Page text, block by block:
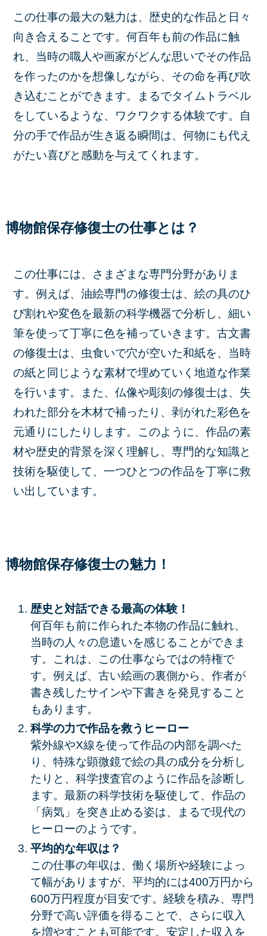
この仕事の最大の魅力は、歴史的な作品と日々
向き合えることです。何百年も前の作品に触
れ、当時の職人や画家がどんな思いでその作品
を作ったのかを想像しながら、その命を再び吹
き込むことができます。まるでタイムトラベル
をしているような、ワクワクする体験です。自
分の手で作品が生き返る瞬間は、何物にも代え
がたい喜びと感動を与えてくれます。
博物館保存修復士の仕事とは？
この仕事には、さまざまな専門分野がありま
す。例えば、油絵専門の修復士は、絵の具のひ
び割れや変色を最新の科学機器で分析し、細い
筆を使って丁寧に色を補っていきます。古文書
の修復士は、虫食いで穴が空いた和紙を、当時
の紙と同じような素材で埋めていく地道な作業
を行います。また、仏像や彫刻の修復士は、失
われた部分を木材で補ったり、剥がれた彩色を
元通りにしたりします。このように、作品の素
材や歴史的背景を深く理解し、専門的な知識と
技術を駆使して、一つひとつの作品を丁寧に救
い出しています。
博物館保存修復士の魅力！
歴史と対話できる最高の体験！
何百年も前に作られた本物の作品に触れ、
当時の人々の息遣いを感じることができま
す。これは、この仕事ならではの特権で
す。例えば、古い絵画の裏側から、作者が
書き残したサインや下書きを発見すること
もあります。
科学の力で作品を救うヒーロー
紫外線やX線を使って作品の内部を調べた
り、特殊な顕微鏡で絵の具の成分を分析し
たりと、科学捜査官のように作品を診断し
ます。最新の科学技術を駆使して、作品の
「病気」を突き止める姿は、まるで現代の
ヒーローのようです。
平均的な年収は？
この仕事の年収は、働く場所や経験によっ
て幅がありますが、平均的には400万円から
600万円程度が目安です。経験を積み、専門
分野で高い評価を得ることで、さらに収入
を増やすことも可能です。安定した収入を